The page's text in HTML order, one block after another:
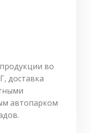
во
доставка
автопарком